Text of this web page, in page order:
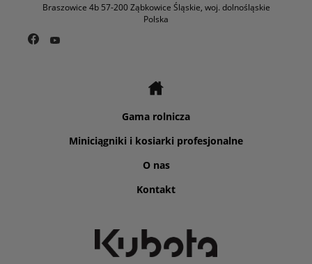
Braszowice 4b 57-200 Ząbkowice Śląskie, woj. dolnośląskie
Polska
Gama rolnicza
Miniciągniki i kosiarki profesjonalne
O nas
Kontakt